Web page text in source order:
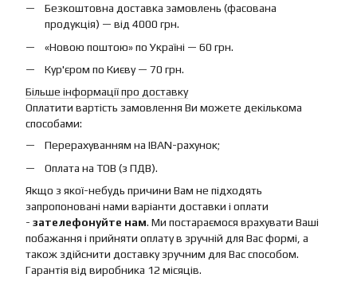
Безкоштовна доставка замовлень (фасована
продукція) — від 4000 грн.
«Новою поштою» по Україні — 60 грн.
Кур'єром по Києву — 70 грн.
Більше інформації про доставку
Оплатити вартість замовлення Ви можете декількома
способами:
Перерахуванням на IBAN-рахунок;
Оплата на ТОВ (з ПДВ).
Якщо з якої-небудь причини Вам не підходять
запропоновані нами варіанти доставки і оплати
- зателефонуйте нам. Ми постараємося врахувати Ваші
побажання і прийняти оплату в зручній для Вас формі, а
також здійснити доставку зручним для Вас способом.
Гарантія від виробника 12 місяців.